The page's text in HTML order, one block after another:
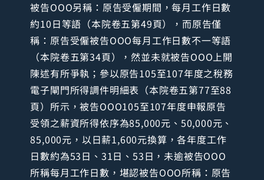
被告OOO另稱：原告受僱期間，每月工作日數
約10日等語（本院卷五第49頁），而原告僅
稱：原告受僱被告OOO每月工作日數不一等語
（本院卷五第34頁），然並未就被告OOO上開
陳述有所爭執；參以原告105至107年度之稅務
電子閘門所得調件明細表（本院卷五第77至88
頁）所示，被告OOO105至107年度申報原告
受領之薪資所得依序為85,000元、50,000元、
85,000元，以日薪1,600元換算，各年度工作
日數約為53日、31日、53日，未逾被告OOO
所稱每月工作日數，堪認被告OOO所稱：原告